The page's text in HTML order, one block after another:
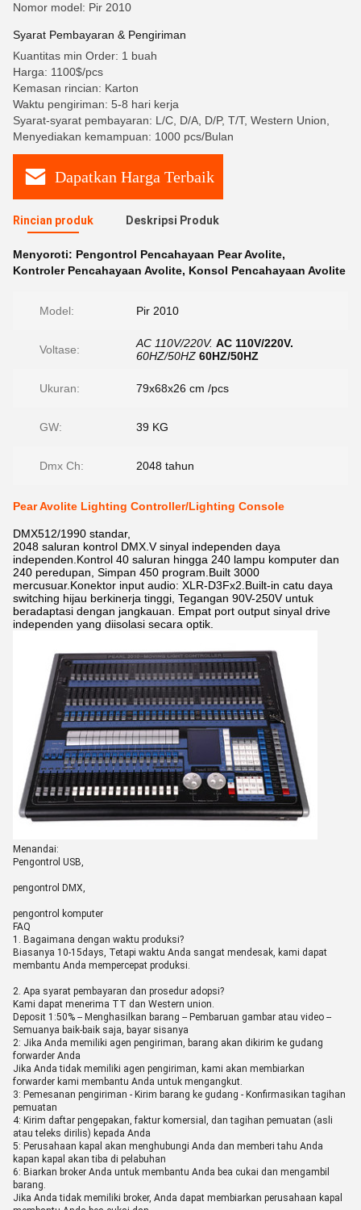
Nomor model: Pir 2010
Syarat Pembayaran & Pengiriman
Kuantitas min Order: 1 buah
Harga: 1100$/pcs
Kemasan rincian: Karton
Waktu pengiriman: 5-8 hari kerja
Syarat-syarat pembayaran: L/C, D/A, D/P, T/T, Western Union,
Menyediakan kemampuan: 1000 pcs/Bulan
Dapatkan Harga Terbaik
Rincian produk Deskripsi Produk
Menyoroti: Pengontrol Pencahayaan Pear Avolite,
Kontroler Pencahayaan Avolite, Konsol Pencahayaan Avolite
Model: Pir 2010
Voltase: AC 110V/220V. AC 110V/220V.
60HZ/50HZ 60HZ/50HZ
Ukuran: 79x68x26 cm /pcs
GW: 39 KG
Dmx Ch: 2048 tahun
Pear Avolite Lighting Controller/Lighting Console
DMX512/1990 standar,
2048 saluran kontrol DMX.V sinyal independen daya
independen.Kontrol 40 saluran hingga 240 lampu komputer dan
240 peredupan, Simpan 450 program.Built 3000
mercusuar.Konektor input audio: XLR-D3Fx2.Built-in catu daya
switching hijau berkinerja tinggi, Tegangan 90V-250V untuk
beradaptasi dengan jangkauan. Empat port output sinyal drive
independen yang diisolasi secara optik.
Menandai:
Pengontrol USB,
pengontrol DMX,
pengontrol komputer
FAQ
1. Bagaimana dengan waktu produksi?
Biasanya 10-15days, Tetapi waktu Anda sangat mendesak, kami dapat
membantu Anda mempercepat produksi.
2. Apa syarat pembayaran dan prosedur adopsi?
Kami dapat menerima TT dan Western union.
Deposit 1:50% -- Menghasilkan barang -- Pembaruan gambar atau video --
Semuanya baik-baik saja, bayar sisanya
2: Jika Anda memiliki agen pengiriman, barang akan dikirim ke gudang
forwarder Anda
Jika Anda tidak memiliki agen pengiriman, kami akan membiarkan
forwarder kami membantu Anda untuk mengangkut.
3: Pemesanan pengiriman - Kirim barang ke gudang - Konfirmasikan tagihan
pemuatan
4: Kirim daftar pengepakan, faktur komersial, dan tagihan pemuatan (asli
atau teleks dirilis) kepada Anda
5: Perusahaan kapal akan menghubungi Anda dan memberi tahu Anda
kapan kapal akan tiba di pelabuhan
6: Biarkan broker Anda untuk membantu Anda bea cukai dan mengambil
barang.
Jika Anda tidak memiliki broker, Anda dapat membiarkan perusahaan kapal